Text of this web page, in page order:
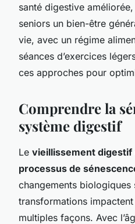
santé digestive
seniors un bien-être
vie, avec un régime
séances d’exercices
ces approches pour
Comprendre la
système digestif
Le vieillissement digestif
processus de
changements
transformations
multiples façons. Avec